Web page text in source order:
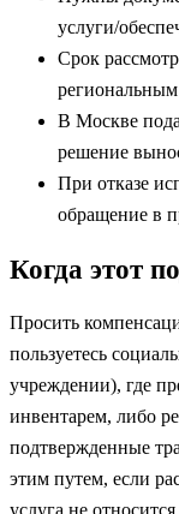
услуги/
Срок
В Москве
решение
При отказе
обращение в
Когда этот
Просить
пользуетесь
учреждении), где
инвентарем, либо
подтвержденные
этим путем, если